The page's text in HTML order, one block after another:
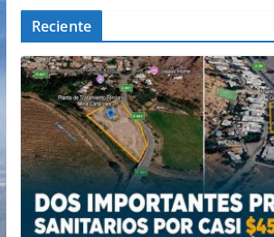
Reciente